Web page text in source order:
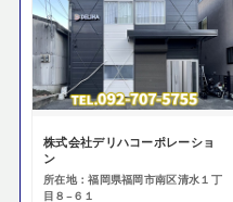
株式会社デリハコーポレーショ
ン
所在地：福岡県福岡市南区清水１丁
目８−６１